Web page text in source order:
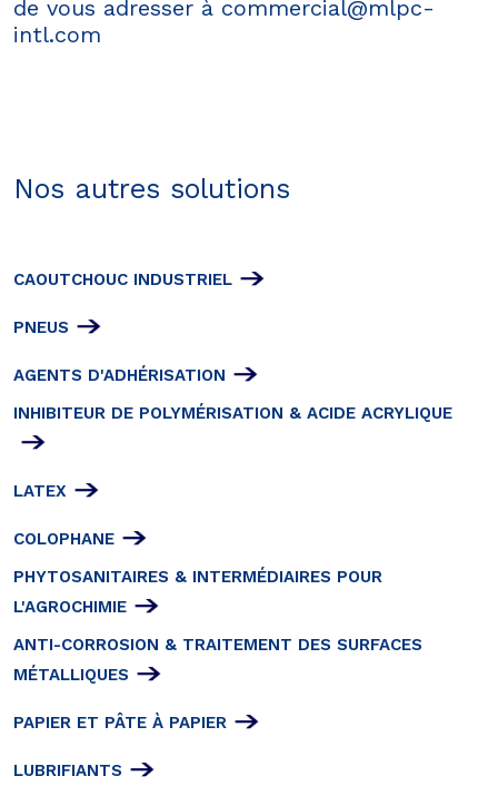
de vous adresser à commercial@mlpc-
intl.com
Nos autres solutions
CAOUTCHOUC INDUSTRIEL
PNEUS
AGENTS D'ADHÉRISATION
INHIBITEUR DE POLYMÉRISATION & ACIDE ACRYLIQUE
LATEX
COLOPHANE
PHYTOSANITAIRES & INTERMÉDIAIRES POUR
L'AGROCHIMIE
ANTI-CORROSION & TRAITEMENT DES SURFACES
MÉTALLIQUES
PAPIER ET PÂTE À PAPIER
LUBRIFIANTS